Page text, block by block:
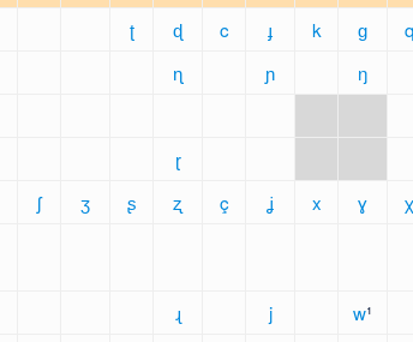
ʈ ɖ c ɟ k ɡ q
ɳ ɲ ŋ
ɽ
ʃ ʒ ʂ ʐ ç ʝ x ɣ χ
ɻ j w¹